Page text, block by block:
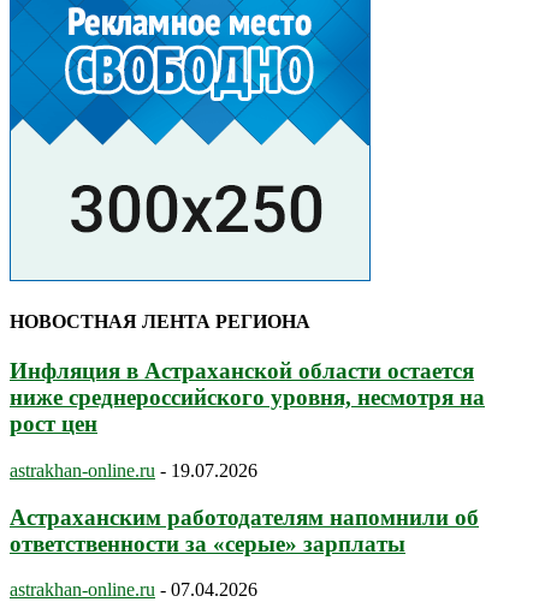
НОВОСТНАЯ ЛЕНТА РЕГИОНА
Инфляция в Астраханской области остается
ниже среднероссийского уровня, несмотря на
рост цен
astrakhan-online.ru - 19.07.2026
Астраханским работодателям напомнили об
ответственности за «серые» зарплаты
astrakhan-online.ru - 07.04.2026